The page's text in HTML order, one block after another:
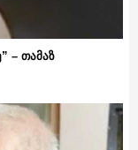
– თამაზ